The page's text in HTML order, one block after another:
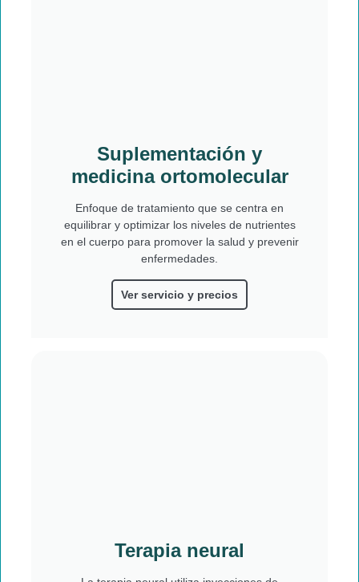
Suplementación y
medicina ortomolecular
Enfoque de tratamiento que se centra en
equilibrar y optimizar los niveles de nutrientes
en el cuerpo para promover la salud y prevenir
enfermedades.
Ver servicio y precios
Terapia neural